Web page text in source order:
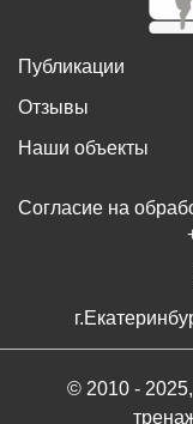
Публикации
Отзывы
Наши объекты
Согласие на
© 2010 -